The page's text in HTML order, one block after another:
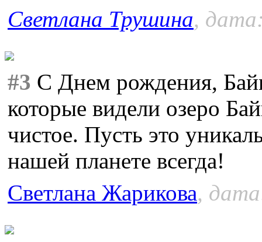
Светлана Трушина,
#3 С Днем рождения,
которые видели озеро
чистое. Пусть это
нашей планете всегда!
Светлана Жарикова,